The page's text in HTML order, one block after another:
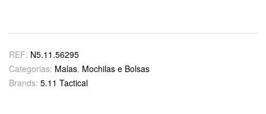
REF: N5.11.56295
Categorias: Malas, Mochilas e Bolsas
Brands: 5.11 Tactical